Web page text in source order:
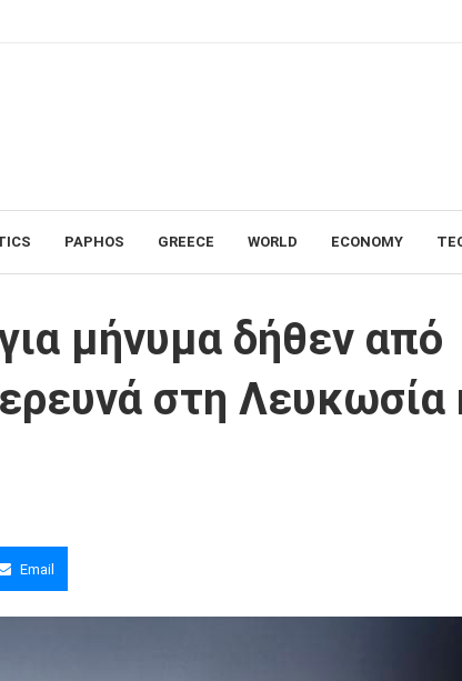
PAPHOS GREECE WORLD ECONOMY
από το Τμήμα Φορολογίας διερευνά στη Λευκωσία η Αστυνομία
μήνυμα δήθεν από
στη Λευκωσία
Email